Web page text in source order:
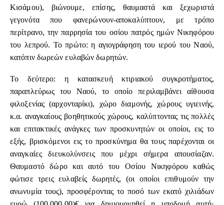
Κισάμου), βιώνουμε, επίσης, θαυμαστά και ξεχωριστά
γεγονότα που φανερώνουν-αποκαλύπτουν, με τρόπο
περίτρανο, την παρρησία του οσίου πατρός ημών Νικηφόρου
του λεπρού. Το πρώτο: η αγιογράφηση του ιερού του Ναού,
κατόπιν δωρεών ευλαβών δωρητών.
Το δεύτερο: η κατασκευή κτιριακού συγκροτήματος,
παραπλεύρως του Ναού, το οποίο περιλαμβάνει αίθουσα
φιλοξενίας (αρχονταρίκι), χώρο διαμονής, χώρους υγιεινής,
κ.α. αναγκαίους βοηθητικούς χώρους, καλύπτοντας τις πολλές
και επιτακτικές ανάγκες των προσκυνητών οι οποίοι, εις το
εξής, βρισκόμενοι εις το προσκύνημα θα τους παρέχονται οι
αναγκαίες διευκολύνσεις που μέχρι σήμερα απουσίαζαν.
Θαυμαστό δώρο και αυτό του Οσίου Νικηφόρου καθώς
φώτισε τρεις ευλαβείς δωρητές, (οι οποίοι επιθυμούν την
ανωνυμία τους), προσφέροντας το ποσό των εκατό χιλιάδων